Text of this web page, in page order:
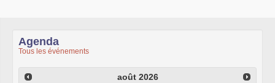
Agenda
Tous les événements
août 2026